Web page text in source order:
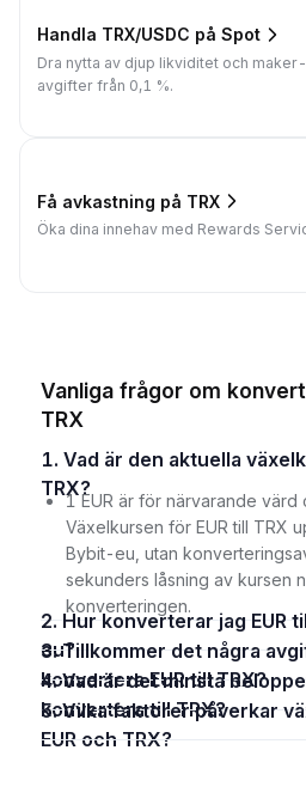
Handla TRX/USDC på Spot
Dra nytta av djup likviditet och maker-
avgifter från 0,1 %.
Få avkastning på TRX
Öka dina innehav med Rewards
Vanliga frågor om
TRX
1. Vad är den aktuella växelkursen för EUR till
TRX?
1 EUR är för närvarande värd
Växelkursen för EUR till TRX
Bybit-eu, utan
sekunders låsning av kursen
konverteringen.
2. Hur konverterar jag EUR till TRX på Bybit-
eu?
3. Tillkommer det några avgifter för att
konvertera EUR till TRX?
4. Vad är det minsta beloppet i EUR jag kan
konvertera till TRX?
5. Vilka faktorer påverkar växelkursen mellan
EUR och TRX?